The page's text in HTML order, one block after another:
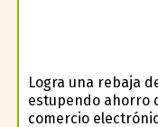
Logra una rebaja
estupendo ahorro
comercio